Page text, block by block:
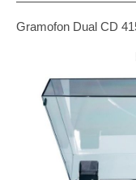
Gramofon Dual CD